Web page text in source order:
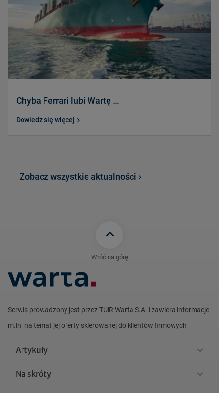
Chyba Ferrari lubi Wartę …
Dowiedz się więcej
Zobacz wszystkie aktualności
Wróć na górę
Serwis prowadzony jest przez TUiR Warta S.A. i zawiera informacje
m.in. na temat jej oferty skierowanej do klientów firmowych
Artykuły
Na skróty